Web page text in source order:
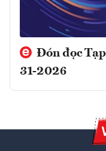
Đón đọc
31-2026